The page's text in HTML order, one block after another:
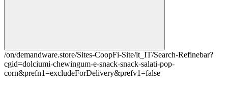
/on/demandware.store/Sites-CoopFi-Site/it_IT/Search-Refinebar?
cgid=dolciumi-chewingum-e-snack-snack-salati-pop-
corn&prefn1=excludeForDelivery&prefv1=false